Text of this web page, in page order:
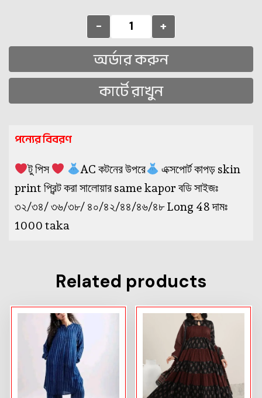
- +
অর্ডার করুন
কার্টে রাখুন
পন্যের বিবরণ
টু পিস AC কটনের উপরে
এক্সপোর্ট কাপড় skin
print প্রিন্ট করা সালোয়ার same kapor বডি সাইজঃ
৩২/৩৪/ ৩৬/৩৮/ ৪০/৪২/৪৪/৪৬/৪৮ Long 48 দামঃ
1000 taka
Related products